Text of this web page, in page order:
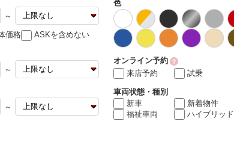
～
価格 ASKを含めない
～
～
色
オンライン予約
来店予約
試乗
車両状態・種別
新車
新着物件
福祉車両
ハイブリッ